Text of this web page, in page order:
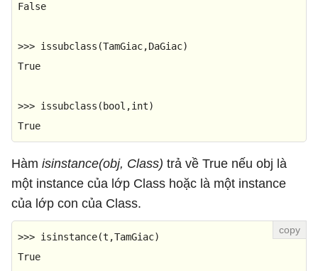
False
>>> issubclass
True
>>> issubclass ( bool ,int
True
Hàm isinstance(obj, Class) trả về True nếu obj là
một instance của lớp Class hoặc là một instance
của lớp con của Class.
>>> isinstance
True